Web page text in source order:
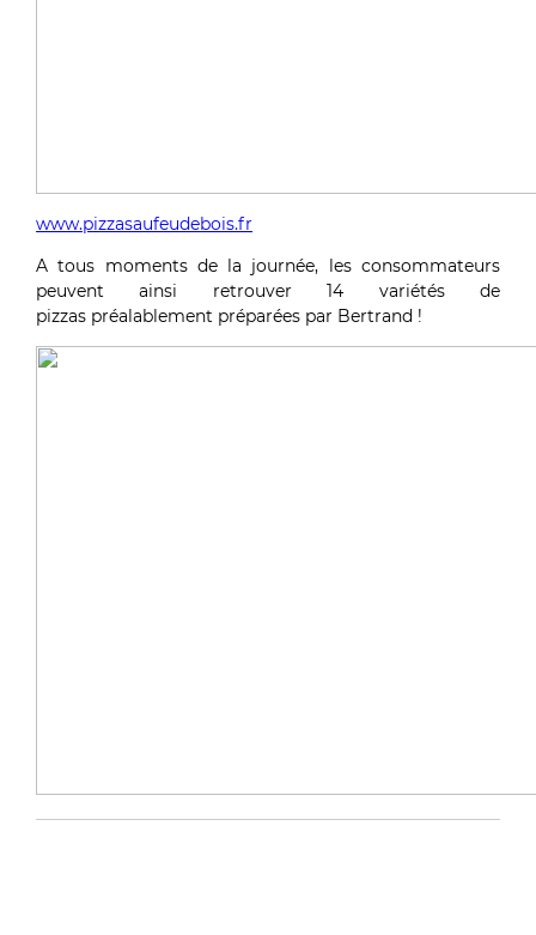
www.pizzasaufeudebois.fr
A tous moments de la journée, les consommateurs
peuvent ainsi retrouver 14 variétés de
pizzas préalablement préparées par Bertrand !